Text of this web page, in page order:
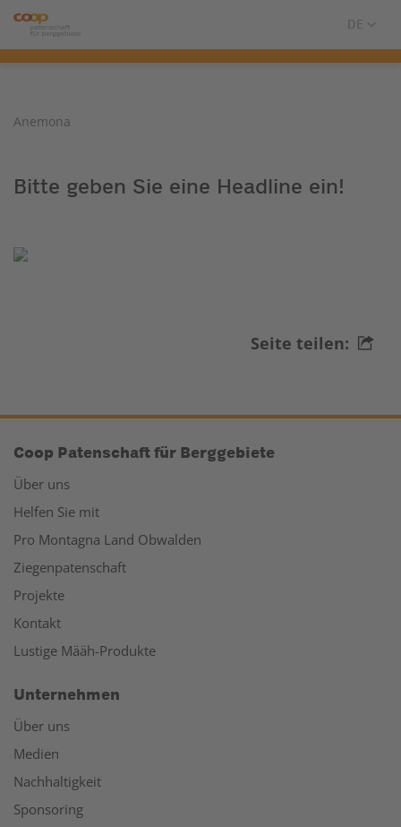
Anemona
Bitte geben Sie eine Headline ein!
Seite teilen:
Coop Patenschaft für Berggebiete
Über uns
Helfen Sie mit
Pro Montagna Land Obwalden
Ziegenpatenschaft
Projekte
Kontakt
Lustige Määh-Produkte
Unternehmen
Über uns
Medien
Nachhaltigkeit
Sponsoring